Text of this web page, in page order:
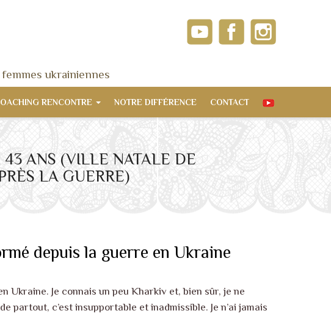
ukrainiennes
RENCONTRE NOTRE DIFFÉRENCE CONTACT
43 ANS (VILLE NATALE DE
LA GUERRE)
depuis la guerre en Ukraine
Ukraine. Je connais un peu Kharkiv et, bien sûr, je ne
partout, c’est insupportable et inadmissible. Je n’ai jamais